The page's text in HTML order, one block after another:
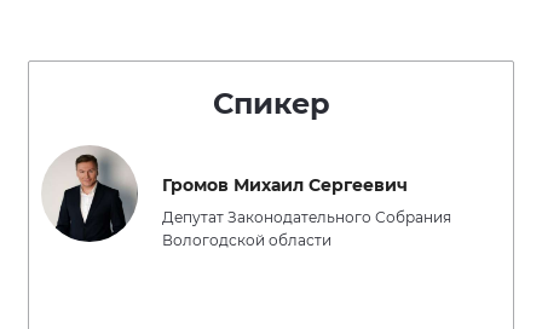
Спикер
Громов Михаил Сергеевич
Депутат Законодательного Собрания
Вологодской области